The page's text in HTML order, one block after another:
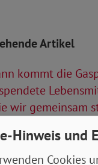
Artikel
kommt die
wir gemeinsam
Hinweis und
Cookies